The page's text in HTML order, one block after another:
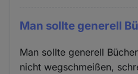
Man sollte generell
Man sollte generell
nicht wegschmeißen,